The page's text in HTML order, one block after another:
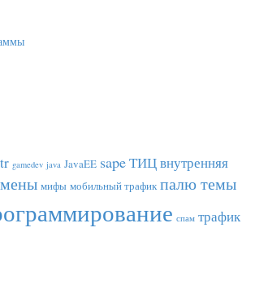
gamedev java JavaEE sapeТИЦвнутренняя
мифы мобильный трафик палю темы
спам трафик